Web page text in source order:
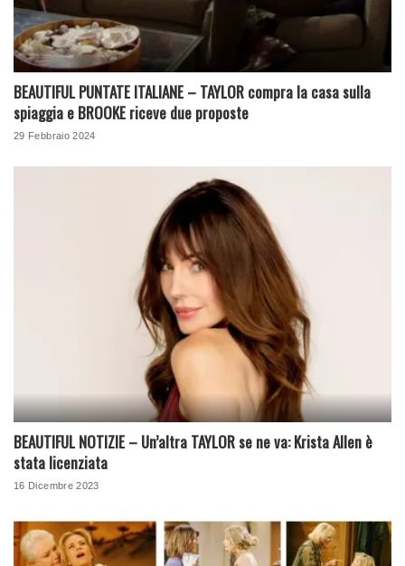
BEAUTIFUL PUNTATE ITALIANE – TAYLOR compra la casa sulla
spiaggia e BROOKE riceve due proposte
29 Febbraio 2024
BEAUTIFUL NOTIZIE – Un’altra TAYLOR se ne va: Krista Allen è
stata licenziata
16 Dicembre 2023